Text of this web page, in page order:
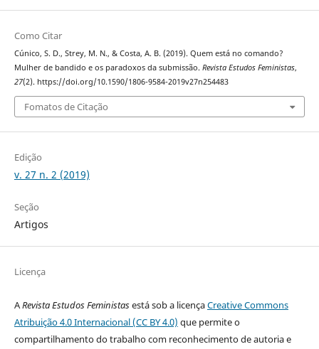
Como Citar
Cúnico, S. D., Strey, M. N., & Costa, A. B. (2019). Quem está no comando?
Mulher de bandido e os paradoxos da submissão. Revista Estudos Feministas,
27(2). https://doi.org/10.1590/1806-9584-2019v27n254483
Fomatos de Citação
Edição
v. 27 n. 2 (2019)
Seção
Artigos
Licença
ARevista Estudos Feministasestá sob a licençaCreative Commons
Atribuição 4.0 Internacional (CC BY 4.0) que permite o
compartilhamento do trabalho com reconhecimento de autoria e